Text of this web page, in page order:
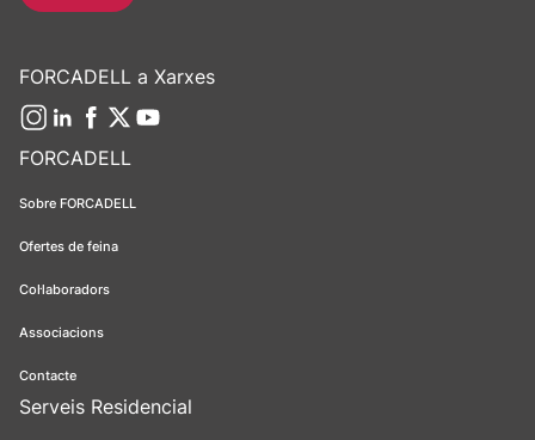
FORCADELL
Sobre FORCADELL
Ofertes de feina
Col·laboradors
Associacions
Contacte
Serveis Residencial
FORCADELL a Xarxes